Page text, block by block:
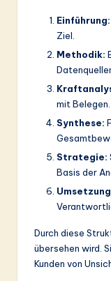
Einführung:
Ziel.
Methodik:
mit Belegen.
Synthese:
Strategie:
Basis der
Durch diese
übersehen wird.
Kunden von